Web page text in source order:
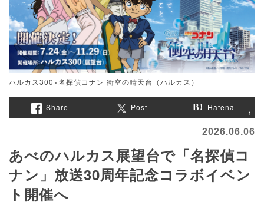
ハルカス300×名探偵コナン 衝空の晴天台（ハルカス）
Share Post Hatena
1
2026.06.06
あべのハルカス展望台で「名探偵コ
ナン」放送30周年記念コラボイベン
ト開催へ